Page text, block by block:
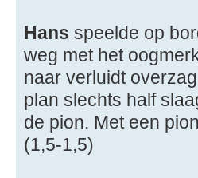
Hans speelde op
weg met het
naar verluidt
plan slechts half
de pion. Met een
(1,5-1,5)